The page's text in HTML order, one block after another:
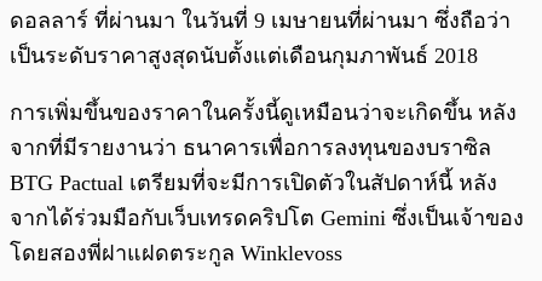
ดอลลาร์ ที่ผ่านมา ในวันที่ 9 เมษายนที่ผ่านมา ซึ่งถือว่า
เป็นระดับราคาสูงสุดนับตั้งแต่เดือนกุมภาพันธ์ 2018
การเพิ่มขึ้นของราคาในครั้งนี้ดูเหมือนว่าจะเกิดขึ้น หลัง
จากที่มีรายงานว่า ธนาคารเพื่อการลงทุนของบราซิล
BTG Pactual เตรียมที่จะมีการเปิดตัวในสัปดาห์นี้ หลัง
จากได้ร่วมมือกับเว็บเทรดคริปโต Gemini ซึ่งเป็นเจ้าของ
โดยสองพี่ฝาแฝดตระกูล Winklevoss